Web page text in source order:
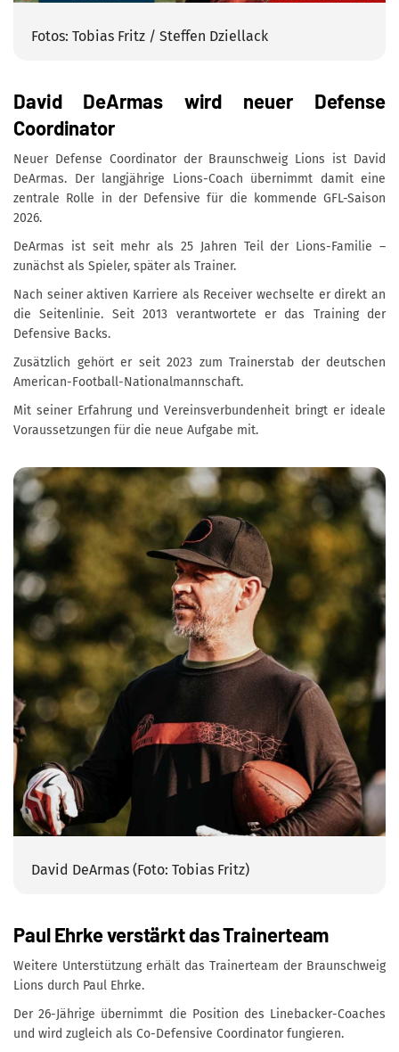
Fotos: Tobias Fritz / Steffen Dziellack
David DeArmas wird neuer Defense
Coordinator
Neuer Defense Coordinator der Braunschweig Lions ist David
DeArmas. Der langjährige Lions-Coach übernimmt damit eine
zentrale Rolle in der Defensive für die kommende GFL-Saison
2026.
DeArmas ist seit mehr als 25 Jahren Teil der Lions-Familie –
zunächst als Spieler, später als Trainer.
Nach seiner aktiven Karriere als Receiver wechselte er direkt an
die Seitenlinie. Seit 2013 verantwortete er das Training der
Defensive Backs.
Zusätzlich gehört er seit 2023 zum Trainerstab der deutschen
American-Football-Nationalmannschaft.
Mit seiner Erfahrung und Vereinsverbundenheit bringt er ideale
Voraussetzungen für die neue Aufgabe mit.
David DeArmas (Foto: Tobias Fritz)
Paul Ehrke verstärkt das Trainerteam
Weitere Unterstützung erhält das Trainerteam der Braunschweig
Lions durch Paul Ehrke.
Der 26-Jährige übernimmt die Position des Linebacker-Coaches
und wird zugleich als Co-Defensive Coordinator fungieren.